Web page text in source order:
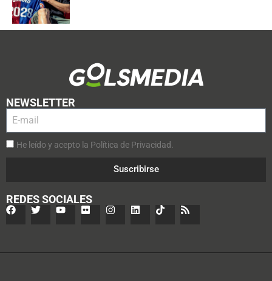
NEWSLETTER
He leído y acepto la Política de Privacidad.
Suscribirse
REDES SOCIALES